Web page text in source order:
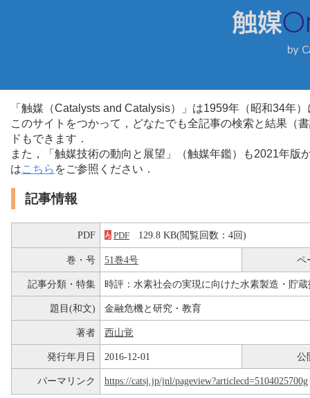
「触媒（Catalysts and Catalysis）」は1959年（昭和34年
このサイトをつかって，どなたでも全記事の検索と結果（
ドもできます．
また，「触媒技術の動向と展望」（触媒年鑑）も2021年
はこちら をご参照ください．
記事情報
PDF PDF 129.8 KB(閲覧回数：4回)
巻・号 51巻4号 ペ
記事分類・特集 時評：水素社会の実現に向けた水素製造・貯
題目(和文) 金融危機と研究・教育
著者 西山覚
発行年月日 2016-12-01 公
パーマリンク https://catsj.jp/jnl/pageview?articlecd=5104025700g